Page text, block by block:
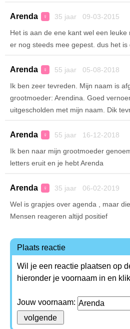
Arenda ♀ 35 jaar 09-03-2015
Het is aan de ene kant wel een
er nog steeds mee gepest. dus het is
Arenda ♀ 55 jaar 05-08-2018
Ik ben zeer tevreden. Mijn naam is
grootmoeder: Arendina. Goed
uitgescholden met mijn naam. Dik
Arenda ♀ 55 jaar 16-12-2018
Ik ben naar mijn grootmoeder
letters eruit en je hebt Arenda
Arenda ♀ 35 jaar 06-02-2019
Wel is grapjes over agenda , maar
Mensen reageren altijd positief
Plaats reactie
Wil je een reactie plaatsen op
hieronder je voornaam in en
Jouw voornaam: